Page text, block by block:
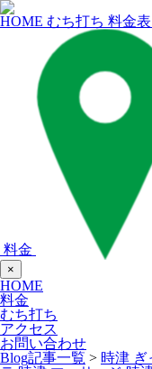
HOME むち打ち 料金表
料金
×
HOME
料金
むち打ち
アクセス
お問い合わせ
Blog記事一覧 > 時津 ぎ